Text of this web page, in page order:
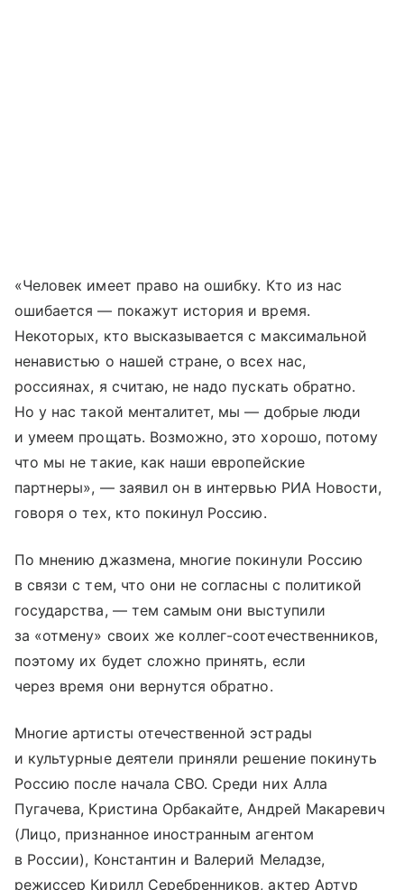
«Человек имеет право на ошибку. Кто из нас
ошибается — покажут история и время.
Некоторых, кто высказывается с максимальной
ненавистью о нашей стране, о всех нас,
россиянах, я считаю, не надо пускать обратно.
Но у нас такой менталитет, мы — добрые люди
и умеем прощать. Возможно, это хорошо, потому
что мы не такие, как наши европейские
партнеры», — заявил он в интервью РИА Новости,
говоря о тех, кто покинул Россию.
По мнению джазмена, многие покинули Россию
в связи с тем, что они не согласны с политикой
государства, — тем самым они выступили
за «отмену» своих же коллег-соотечественников,
поэтому их будет сложно принять, если
через время они вернутся обратно.
Многие артисты отечественной эстрады
и культурные деятели приняли решение покинуть
Россию после начала СВО. Среди них Алла
Пугачева, Кристина Орбакайте, Андрей Макаревич
(Лицо, признанное иностранным агентом
в России), Константин и Валерий Меладзе,
режиссер Кирилл Серебренников, актер Артур